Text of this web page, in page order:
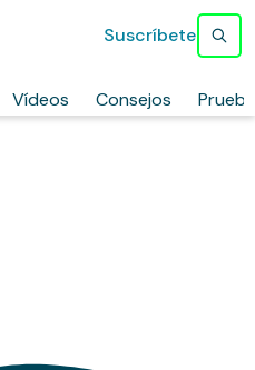
Vídeos Consejos
Suscríbete